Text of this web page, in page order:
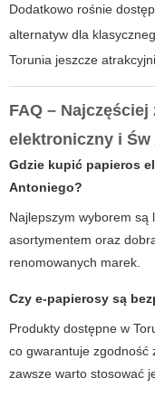
Dodatkowo rośnie
alternatyw dla
Torunia jeszcze
FAQ –
elektroniczny i Św
Gdzie kupić papieros
Antoniego?
Najlepszym wyborem są
asortymentem oraz
renomowanych marek.
Czy e-papierosy są
Produkty dostępne w
co gwarantuje zgodność
zawsze warto stosować